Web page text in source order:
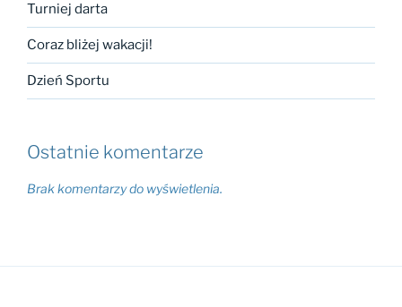
Turniej darta
Coraz bliżej wakacji!
Dzień Sportu
Ostatnie komentarze
Brak komentarzy do wyświetlenia.